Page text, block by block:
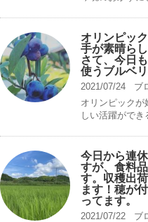
オリンピッ
手が素晴ら
さて、今日
使うブルベ
2021/07/24
ブ
オリンピックが
しい活躍ができ
今日から連
すが、食料
す。収穫出
ます！穂が
ってます。
2021/07/22
ブ